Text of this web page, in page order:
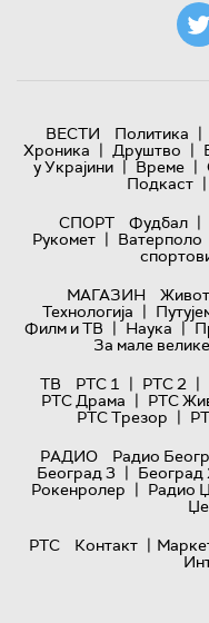
ВЕСТИ Политика |
Хроника | Друштво |
у Украјини | Време |
Подкаст |
СПОРТ
Фудбал |
Рукомет | Ватерполо
МАГАЗИН
Живот
Технологијa |
Филм и ТВ | Наука |
За мале
ТВ
РТС 1 | РТС 2 |
РТС Драма | РТС
РТС Трезор |
РАДИО
Радио
Београд 3 | Београд
Рокенролер | Радио
РТС
Контакт |